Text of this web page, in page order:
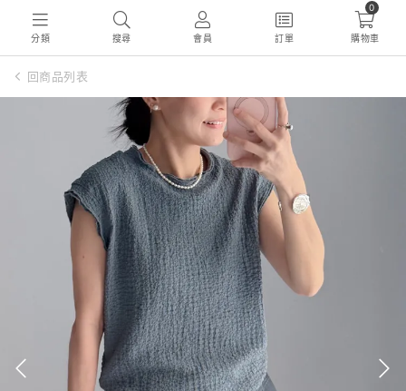
分類 搜尋 會員 訂單
0
購物車
回商品列表